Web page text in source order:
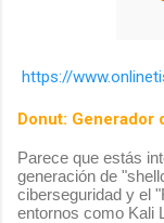
https://
Donut: Generador
Parece que estás
generación de
ciberseguridad y el
entornos como Kali